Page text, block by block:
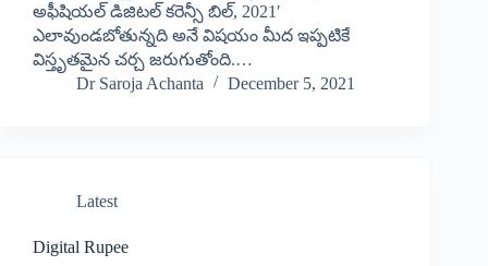
అఫీషియల్ డిజిటల్ కరెన్సీ బిల్, 2021′
ఎలావుండబోతున్నది అనే విషయం మీద ఇప్పటికే
విస్తృతమైన చర్చ జరుగుతోంది.…
Dr Saroja Achanta
December 5, 2021
Latest
Digital Rupee